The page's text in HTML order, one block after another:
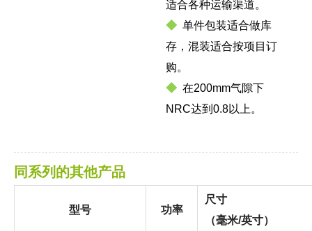
适合各种运输渠道。
◆单件包装适合做库
存，混装适合按项目订
购。
◆在200mm气隙下
NRC达到0.8以上。
同系列的其他产品
型号 功率
尺寸
（毫米/英寸）